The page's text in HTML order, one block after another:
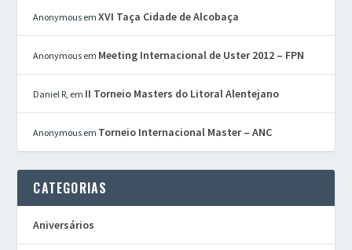
Anonymous emXVI Taça Cidade de Alcobaça
Anonymous em Meeting Internacional de Uster 2012 – FPN
Daniel R, em II Torneio Masters do Litoral Alentejano
Anonymous em Torneio Internacional Master – ANC
CATEGORIAS
Aniversários